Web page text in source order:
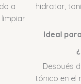
a
hidratar,
Ideal
Después
tónico en el